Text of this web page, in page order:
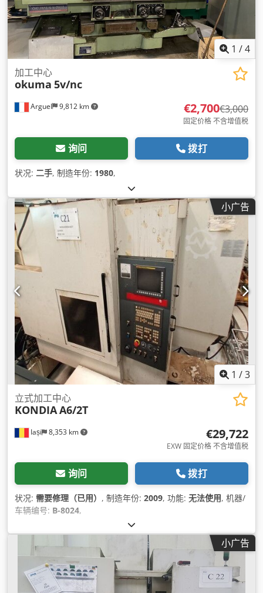
1 /4
Arguel 9,812 km
加工中心
okuma 5v/nc
€2,700€3,000
固定价格 不含增值税
询问 拨打
状况: 二手, 制造年份: 1980,
小广告
1 /3
Iași 8,353 km
立式加工中心
KONDIAA6/2T
€29,722
EXW 固定价格 不含增值税
询问 拨打
状况: 需要修理（已用） , 制造年份: 2009, 功能: 无法使用, 机器/
车辆编号: B-8024,
小广告